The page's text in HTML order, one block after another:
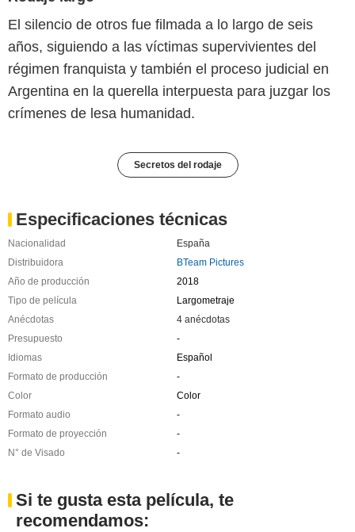
El silencio de otros fue filmada a lo largo de seis
años, siguiendo a las víctimas supervivientes del
régimen franquista y también el proceso judicial en
Argentina en la querella interpuesta para juzgar los
crímenes de lesa humanidad.
Secretos del rodaje
Especificaciones técnicas
Nacionalidad
España
Distribuidora
BTeam Pictures
Año de producción
2018
Tipo de película
Largometraje
Anécdotas
4 anécdotas
Presupuesto
-
Idiomas
Español
Formato de producción
-
Color
Color
Formato audio
-
Formato de proyección
-
N° de Visado
-
Si te gusta esta película, te
recomendamos: